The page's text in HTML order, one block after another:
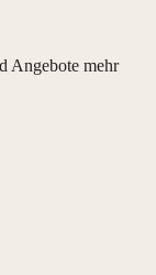
Angebote mehr